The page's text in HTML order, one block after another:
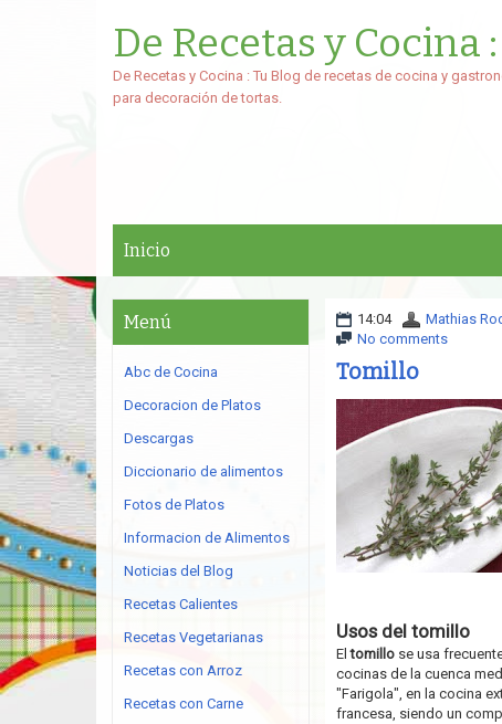
De Recetas y
De Recetas y Cocina : Tu Blog de recetas de cocina y
para decoración de tortas.
Inicio
14:04 Mathias
No comments
Tomillo
Usos del tomillo
Eltomillose usa
cocinas de la cuenca
"Farigola", en la cocina
francesa, siendo un
Menú
Abc de Cocina
Decoracion de Platos
Descargas
Diccionario de alimentos
Fotos de Platos
Informacion de Alimentos
Noticias del Blog
Recetas Calientes
Recetas Vegetarianas
Recetas con Arroz
Recetas con Carne